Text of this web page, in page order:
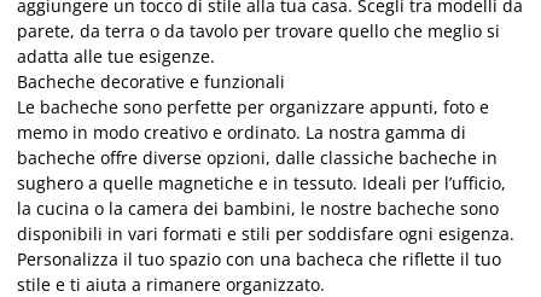
aggiungere un tocco di stile alla tua casa. Scegli tra modelli da
parete, da terra o da tavolo per trovare quello che meglio si
adatta alle tue esigenze.
Bacheche decorative e funzionali
Le bacheche sono perfette per organizzare appunti, foto e
memo in modo creativo e ordinato. La nostra gamma di
bacheche offre diverse opzioni, dalle classiche bacheche in
sughero a quelle magnetiche e in tessuto. Ideali per l’ufficio,
la cucina o la camera dei bambini, le nostre bacheche sono
disponibili in vari formati e stili per soddisfare ogni esigenza.
Personalizza il tuo spazio con una bacheca che riflette il tuo
stile e ti aiuta a rimanere organizzato.